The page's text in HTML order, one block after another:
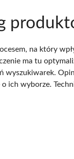
na który
ma tu
ich wyborze.